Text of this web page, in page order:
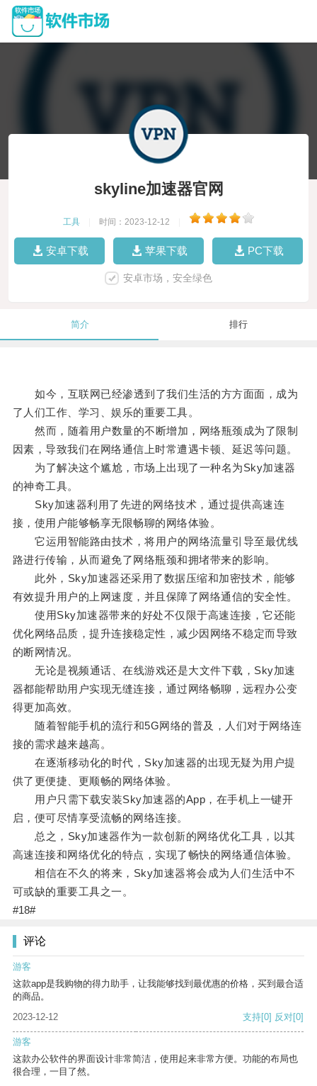
skyline加速器官网
工具 时间：2023-12-12
安卓下载 苹果下载 PC下载
安卓市场，安全绿色
简介 排行
如今，互联网已经渗透到了我们生活的方方面面，成为
了人们工作、学习、娱乐的重要工具。
然而，随着用户数量的不断增加，网络瓶颈成为了限制
因素，导致我们在网络通信上时常遭遇卡顿、延迟等问题。
为了解决这个尴尬，市场上出现了一种名为Sky加速器
的神奇工具。
Sky加速器利用了先进的网络技术，通过提供高速连
接，使用户能够畅享无限畅聊的网络体验。
它运用智能路由技术，将用户的网络流量引导至最优线
路进行传输，从而避免了网络瓶颈和拥堵带来的影响。
此外，Sky加速器还采用了数据压缩和加密技术，能够
有效提升用户的上网速度，并且保障了网络通信的安全性。
使用Sky加速器带来的好处不仅限于高速连接，它还能
优化网络品质，提升连接稳定性，减少因网络不稳定而导致
的断网情况。
无论是视频通话、在线游戏还是大文件下载，Sky加速
器都能帮助用户实现无缝连接，通过网络畅聊，远程办公变
得更加高效。
随着智能手机的流行和5G网络的普及，人们对于网络连
接的需求越来越高。
在逐渐移动化的时代，Sky加速器的出现无疑为用户提
供了更便捷、更顺畅的网络体验。
用户只需下载安装Sky加速器的App，在手机上一键开
启，便可尽情享受流畅的网络连接。
总之，Sky加速器作为一款创新的网络优化工具，以其
高速连接和网络优化的特点，实现了畅快的网络通信体验。
相信在不久的将来，Sky加速器将会成为人们生活中不
可或缺的重要工具之一。
#18#
评论
游客
这款app是我购物的得力助手，让我能够找到最优惠的价格，买到最合适
的商品。
2023-12-12
支持[0] 反对[0]
游客
这款办公软件的界面设计非常简洁，使用起来非常方便。功能的布局也
很合理，一目了然。